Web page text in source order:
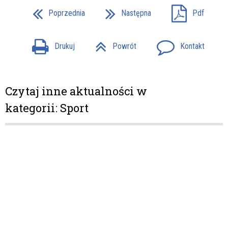
Poprzednia Następna Pdf
Drukuj Powrót Kontakt
Czytaj inne aktualności w
kategorii: Sport